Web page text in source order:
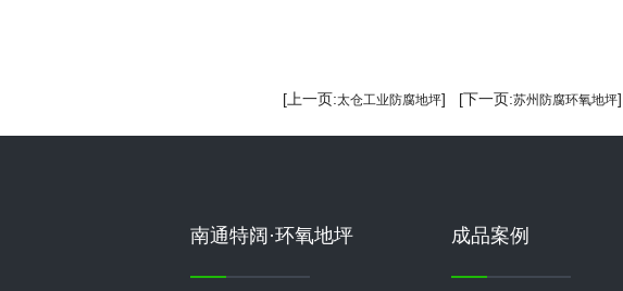
[上一页:太仓工业防腐地坪] [下一页:苏州防腐环氧地坪]
南通特阔·环氧地坪 成品案例